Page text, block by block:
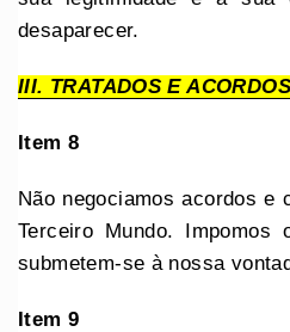
desaparecer.
III. TRATADOS E ACORDOS
Item 8
Não negociamos acordos e
Terceiro Mundo. Impomos
submetem-se à nossa
Item 9